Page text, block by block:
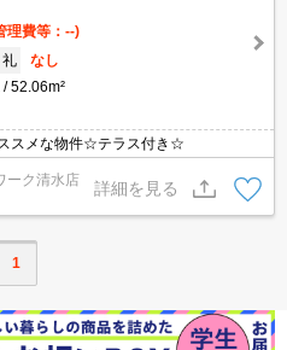
理費等：--)
礼
なし
52.06m²
スメな物件☆テラス付き☆
ーク清水店
詳細を見る
1